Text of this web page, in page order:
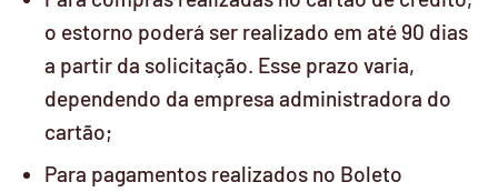
o estorno poderá ser realizado em até 90 dias
a partir da solicitação. Esse prazo varia,
dependendo da empresa administradora do
cartão;
Para pagamentos realizados no Boleto